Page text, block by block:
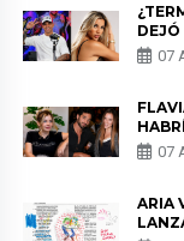
DEJÓ
DE
07
DE
07
ARIA